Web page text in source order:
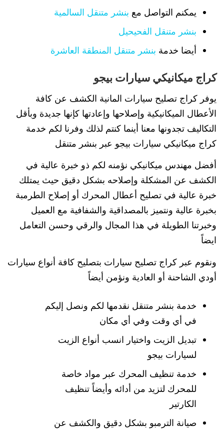
يمكنم التواصل مع بنشر متنقل السالمية
بنشر متنقل الفحيحيل
أيضا خدمة بنشر متنقل المنطقة العاشرة
كراج ميكانيكي سيارات بيجو
يوفر كراج تصليح سيارات المانية الكشف عن كافة
الأعطال الميكانيكية وإصلاحها وإعادتها كإنها جديدة وبأقل
التكاليف تجدونها معنا أينما كنتم لذلك وفرنا لكم خدمة
كراج ميكانيكي سيارات بيجو عبر بنشر متنقل
أفضل مهندس ميكانيكي نؤمنه لكم ذو خبرة عالية في
الكشف عن المشكلة وإصلاحه بشكل دقيق حيث يمتلك
خبرة عالية في تصليح أعطال المحرك أو إصلاح الطرمبة
بخبرة عالية ونتميز بالمصداقية والشفافية مع العميل
وخبرتنا الطويلة في هذا المجال والرقي وحسن التعامل
ايضاً
ونقوم عبر كراج تصليح سيارات بتصليح كافة أنواع سيارات
أودي الشاحنة أو العادية ونؤمن أيضاً
خدمة بنشر متنقل نقدمها لكم ونصل إليكم
في أي وقت وفي أي مكان
تبديل الزيت واختيار انسب أنواع الزيت
لسيارات بيجو
خدمة تنظيف المحرك عبر مواد خاصة
للمحرك لتزيد من أدائه وأيضاً تنظيف
الكارتير
صيانة الترمبو بشكل دقيق والكشف عن